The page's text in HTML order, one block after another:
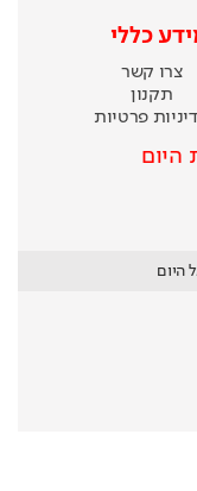
כללי
צרו קשר
תקנון
פרטיות